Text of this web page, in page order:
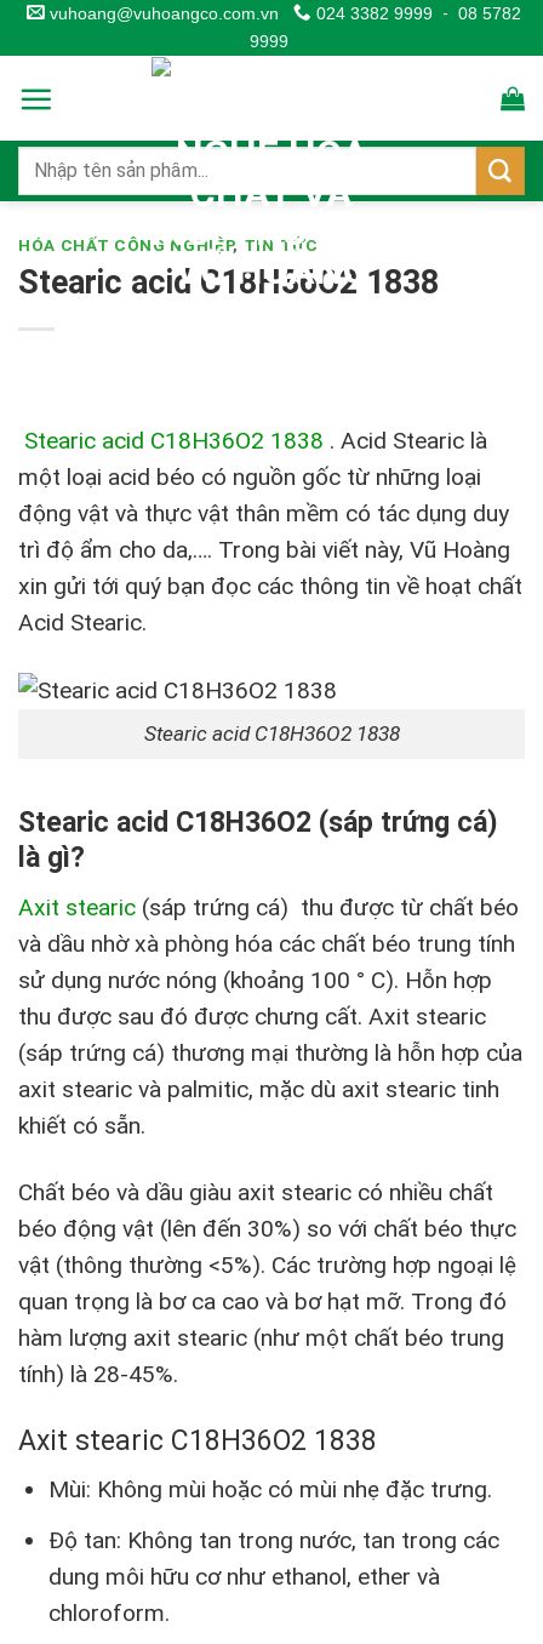
Skip
to
content
vuhoang@vuhoangco.com.vn 024 3382 9999 - 08 5782
9999
HÓA CHẤT CÔNG NGHIỆP, TIN TỨC
Stearic acid C18H36O2 1838
Stearic acid C18H36O2 1838 . Acid Stearic là
một loại acid béo có nguồn gốc từ những loại
động vật và thực vật thân mềm có tác dụng duy
trì độ ẩm cho da,…. Trong bài viết này, Vũ Hoàng
xin gửi tới quý bạn đọc các thông tin về hoạt chất
Acid Stearic.
Stearic acid C18H36O2 1838
Stearic acid C18H36O2 (sáp trứng cá)
là gì?
Axit stearic (sáp trứng cá) thu được từ chất béo
và dầu nhờ xà phòng hóa các chất béo trung tính
sử dụng nước nóng (khoảng 100 ° C). Hỗn hợp
thu được sau đó được chưng cất. Axit stearic
(sáp trứng cá) thương mại thường là hỗn hợp của
axit stearic và palmitic, mặc dù axit stearic tinh
khiết có sẵn.
Chất béo và dầu giàu axit stearic có nhiều chất
béo động vật (lên đến 30%) so với chất béo thực
vật (thông thường <5%). Các trường hợp ngoại lệ
quan trọng là bơ ca cao và bơ hạt mỡ. Trong đó
hàm lượng axit stearic (như một chất béo trung
tính) là 28-45%.
Axit stearic C18H36O2 1838
Mùi: Không mùi hoặc có mùi nhẹ đặc trưng.
Độ tan: Không tan trong nước, tan trong các
dung môi hữu cơ như ethanol, ether và
chloroform.